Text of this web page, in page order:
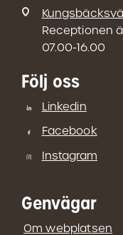
Receptionen
07.00-16.00
Följ oss
Linkedin
Facebook
Instagram
Genvägar
Om webplatsen